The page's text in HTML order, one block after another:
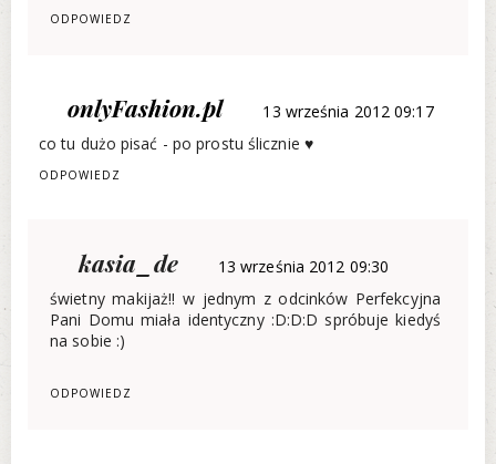
ODPOWIEDZ
onlyFashion.pl
13 września 2012 09:17
co tu dużo pisać - po prostu ślicznie ♥
ODPOWIEDZ
kasia_de
13 września 2012 09:30
świetny makijaż!! w jednym z odcinków Perfekcyjna
Pani Domu miała identyczny :D:D:D spróbuje kiedyś
na sobie :)
ODPOWIEDZ